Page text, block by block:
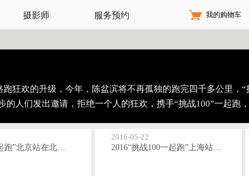
摄影师 服务预约 我的购物车
狂欢的升级，今年，陈盆滨将不再孤独的跑完四千多公里，
人们发出邀请，拒绝一个人的狂欢，携手“挑战100”一起跑
“挑战100-起跑”北京站在北京园博园进行
2016-05-22
2016“挑战100一起跑”上海站即景